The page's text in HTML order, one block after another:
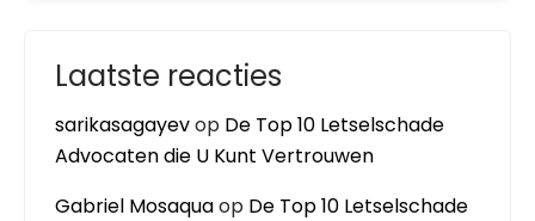
Laatste reacties
sarikasagayevop De Top 10 Letselschade
Advocaten die U Kunt Vertrouwen
Gabriel Mosaquaop De Top 10 Letselschade